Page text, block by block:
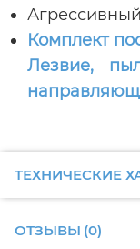
Комплект
Лезвие,
ТЕХНИЧЕСКИЕ
ОТЗЫВЫ (0)